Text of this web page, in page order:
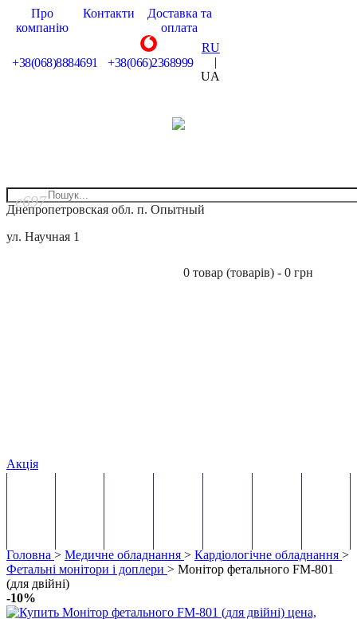
Про
компанію
Контакти
Доставка та
оплата
+38(068)8884691 +38(066)2368999
RU
|
UA
Днепропетровская обл. п. Опытный
ул. Научная 1
0 товар (товарів) - 0 грн
Акція
Головна > Медичне обладнання > Кардіологічне обладнання >
Фетальні монітори і доплери > Монітор фетального FM-801
(для двійні)
-10%